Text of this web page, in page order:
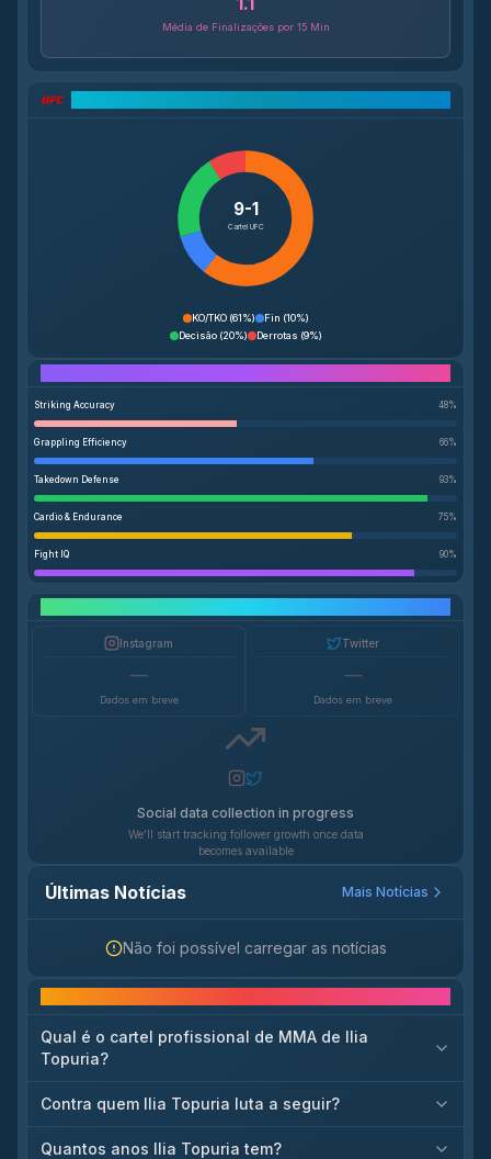
Média de Finalizações por 15 Min
9-1
Cartel UFC
KO/TKO(61%) Fin (10%)
Decisão(20%) Derrotas (9%)
Striking Accuracy 48%
Grappling Efficiency 66%
Takedown Defense 93%
Cardio & Endurance 75%
Fight IQ 90%
Instagram
—
Dados em breve
Twitter
—
Dados em breve
Social data collection in progress
We'll start tracking follower growth once data
becomes available
Últimas Notícias Mais Notícias
Não foi possível carregar as notícias
Qual é o cartel profissional de MMA de Ilia
Topuria?
Contra quem Ilia Topuria luta a seguir?
Quantos anos Ilia Topuria tem?